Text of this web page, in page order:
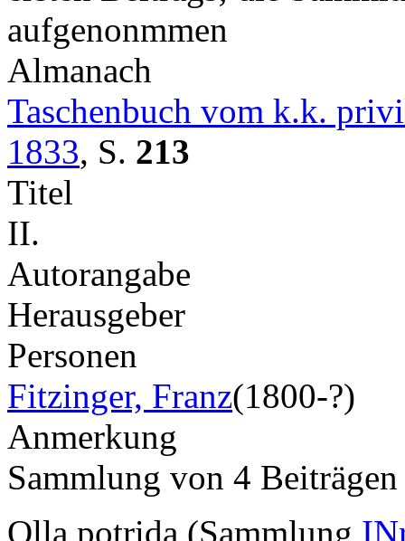
aufgenonmmen
Almanach
Taschenbuch vom k.k.
1833, S. 213
Titel
II.
Autorangabe
Herausgeber
Personen
Fitzinger, Franz(1800-?)
Anmerkung
Sammlung von 4
Olla potrida (Sammlung